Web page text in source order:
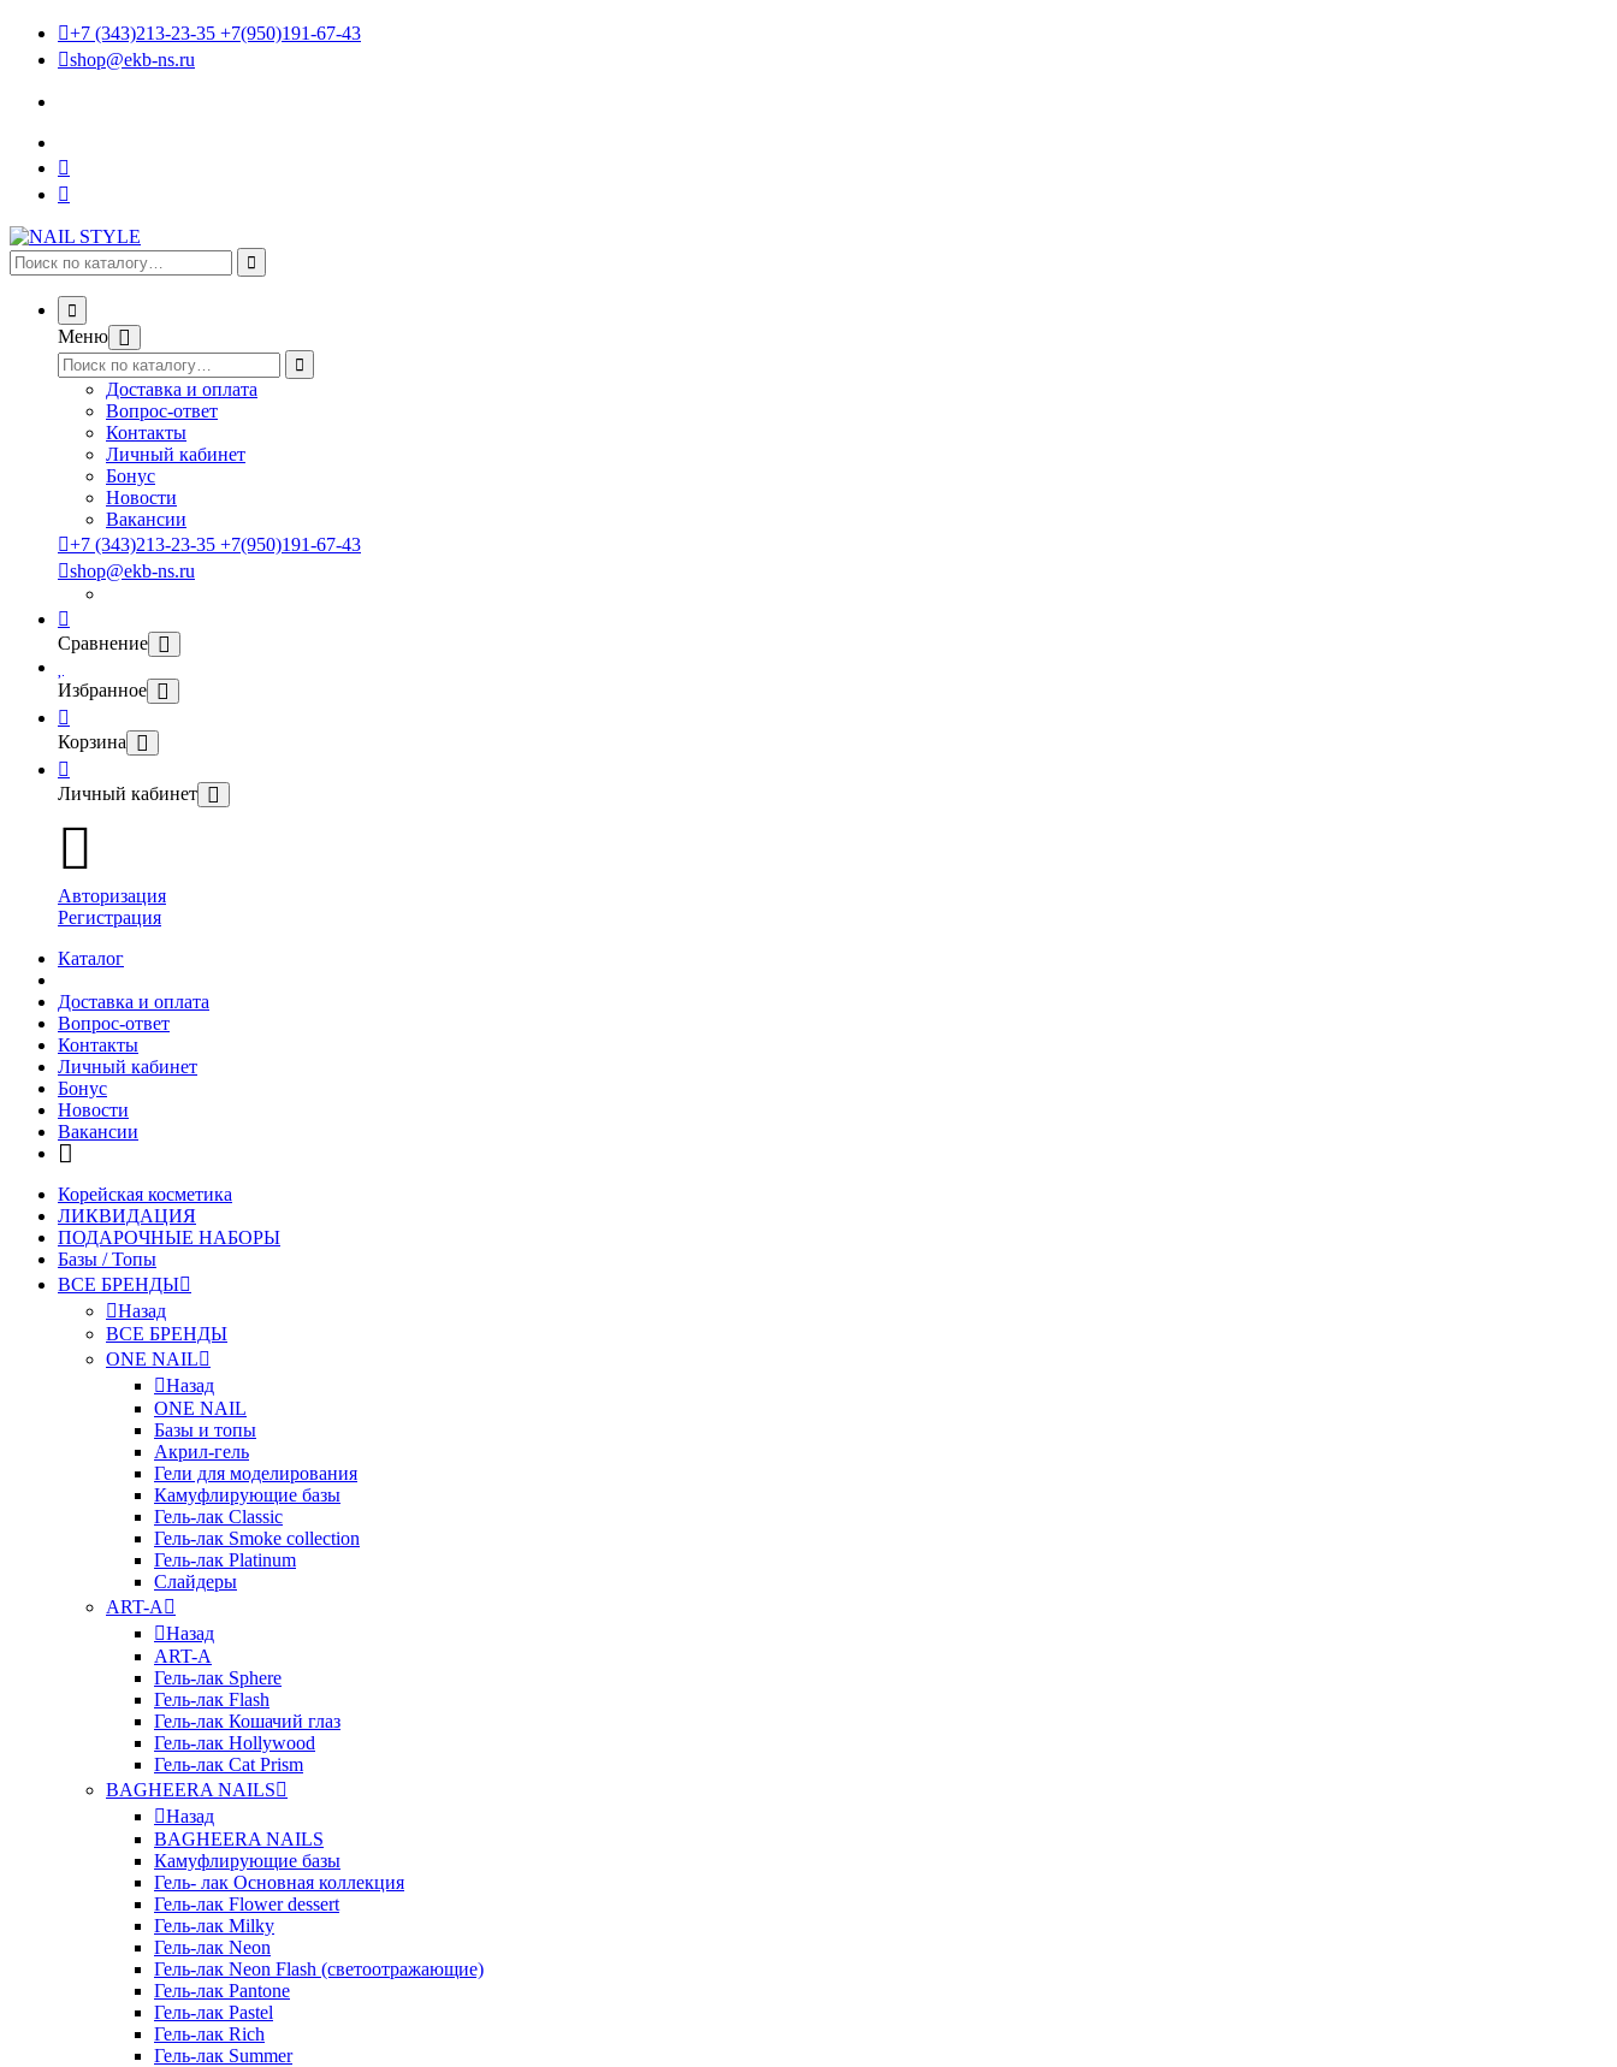
+7 (343)213-23-35 +7(950)191-67-43
shop@ekb-ns.ru
Меню
Доставка и оплата
Вопрос-ответ
Контакты
Личный кабинет
Бонус
Новости
Вакансии
+7 (343)213-23-35 +7(950)191-67-43
shop@ekb-ns.ru
Сравнение
Избранное
Корзина
Личный кабинет
Авторизация
Регистрация
Каталог
Доставка и оплата
Вопрос-ответ
Контакты
Личный кабинет
Бонус
Новости
Вакансии
Корейская косметика
ЛИКВИДАЦИЯ
ПОДАРОЧНЫЕ НАБОРЫ
Базы / Топы
ВСЕ БРЕНДЫ
Назад
ВСЕ БРЕНДЫ
ONE NAIL
Назад
ONE NAIL
Базы и топы
Акрил-гель
Гели для моделирования
Камуфлирующие базы
Гель-лак Classic
Гель-лак Smoke collection
Гель-лак Platinum
Слайдеры
ART-A
Назад
ART-A
Гель-лак Sphere
Гель-лак Flash
Гель-лак Кошачий глаз
Гель-лак Hollywood
Гель-лак Cat Prism
BAGHEERA NAILS
Назад
BAGHEERA NAILS
Камуфлирующие базы
Гель- лак Основная коллекция
Гель-лак Flower dessert
Гель-лак Milky
Гель-лак Neon
Гель-лак Neon Flash (светоотражающие)
Гель-лак Pantone
Гель-лак Pastel
Гель-лак Rich
Гель-лак Summer